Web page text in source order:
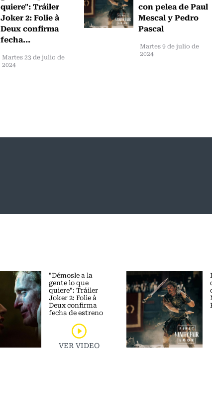
quiere": Tráiler
Joker 2: Folie à
Deux confirma
fecha...
Martes 23 de julio de
2024
con pelea de Paul
Mescal y Pedro
Pascal
Martes 9 de julio de
2024
"Démosle a la
gente lo que
quiere": Tráiler
Joker 2: Folie à
Deux confirma
fecha de estreno
VER VIDEO